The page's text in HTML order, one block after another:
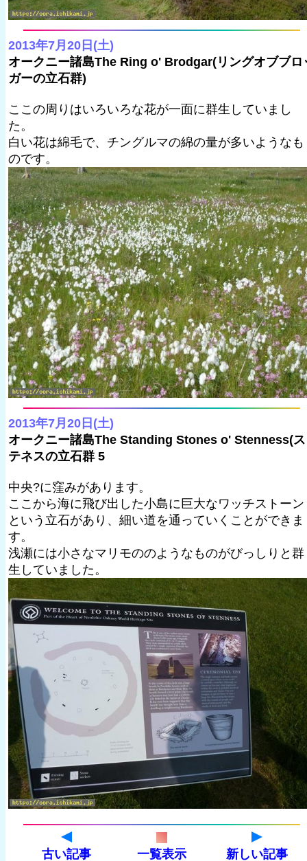
2013年7月20日(土)
オークニー諸島The Ring o' Brodgar(リングオブブロ
ガーの立石群)
ここの周りはいろいろな花が一面に群生していまし
た。
白い花は綿毛で、チングルマの綿の量が多いようなも
のです。
2013年7月20日(土)
オークニー諸島The Standing Stones o' Stenness(ス
テネスの立石群 5
中央?に窪みがあります。
ここから海に飛び出した小島に巨大なワッチストーン
という立石があり、細い道を通っていくことができま
す。
浅瀬には小さなマリモののようなものがびっしりと群
生していました。
古い記事 一覧表示 新しい記事